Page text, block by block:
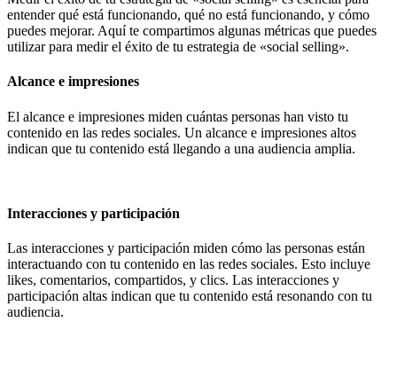
entender qué está funcionando, qué no está funcionando, y cómo
puedes mejorar. Aquí te compartimos algunas métricas que puedes
utilizar para medir el éxito de tu estrategia de «social selling».
Alcance e impresiones
El alcance e impresiones miden cuántas personas han visto tu
contenido en las redes sociales. Un alcance e impresiones altos
indican que tu contenido está llegando a una audiencia amplia.
Interacciones y participación
Las interacciones y participación miden cómo las personas están
interactuando con tu contenido en las redes sociales. Esto incluye
likes, comentarios, compartidos, y clics. Las interacciones y
participación altas indican que tu contenido está resonando con tu
audiencia.